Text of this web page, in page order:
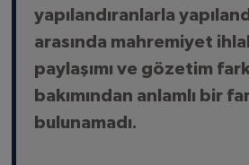
yapılandıranlarla
arasında mahremiyet
paylaşımı ve gözetim
bakımından anlamlı bir
bulunamadı.